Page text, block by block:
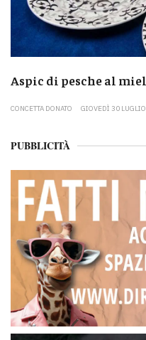
Aspic di pesche al
CONCETTA DONATO GIOVEDÌ 30
PUBBLICITÀ